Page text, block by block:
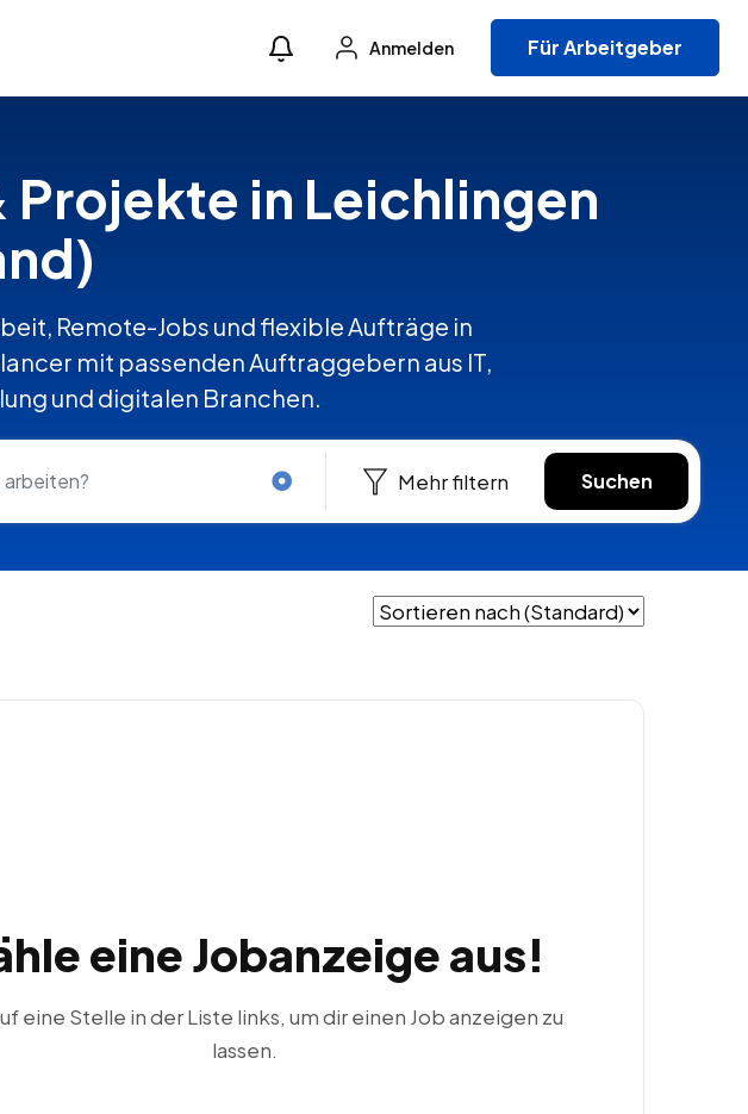
Anmelden Für Arbeitgeber
Projekte in Leichlingen
Remote-Jobs und flexible Aufträge in
mit passenden Auftraggebern aus IT,
und digitalen Branchen.
Mehr filtern Suchen
eine Jobanzeige aus!
eine Stelle in der Liste links, um dir einen Job anzeigen zu
lassen.